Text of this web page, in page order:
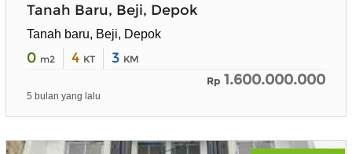
Tanah Baru, Beji, Depok
Tanah baru, Beji, Depok
0 m2 4 KT 3 KM
Rp 1.600.000.000
5 bulan yang lalu